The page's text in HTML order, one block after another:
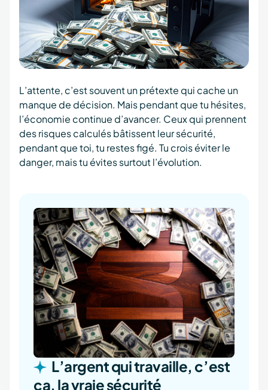
L’attente, c’est souvent un prétexte qui cache un
manque de décision. Mais pendant que tu hésites,
l’économie continue d’avancer. Ceux qui prennent
des risques calculés bâtissent leur sécurité,
pendant que toi, tu restes figé. Tu crois éviter le
danger, mais tu évites surtout l’évolution.
L’argent qui travaille, c’est
ça, la vraie sécurité